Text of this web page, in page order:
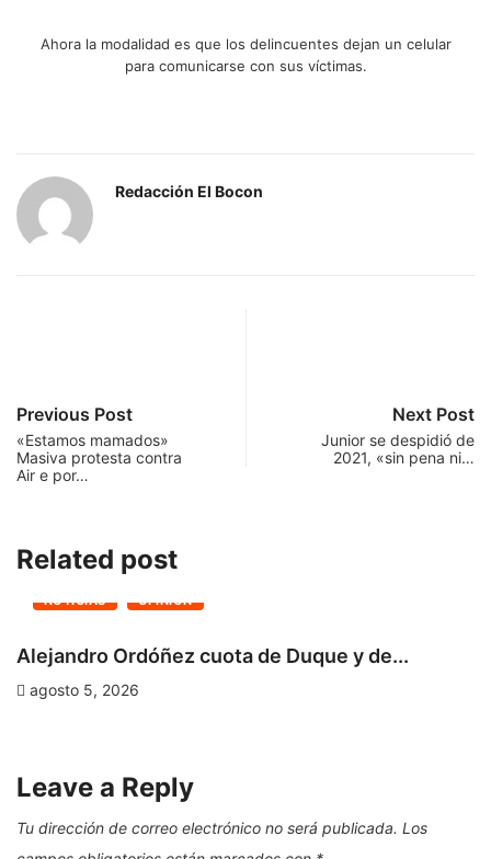
Ahora la modalidad es que los delincuentes dejan un celular
para comunicarse con sus víctimas.
Redacción El Bocon
Previous Post
«Estamos mamados»
Masiva protesta contra
Air e por…
Next Post
Junior se despidió de
2021, «sin pena ni…
Related post
NOTICIAS OPINIÓN
Alejandro Ordóñez cuota de Duque y de...
agosto 5, 2026
Leave a Reply
Tu dirección de correo electrónico no será publicada. Los